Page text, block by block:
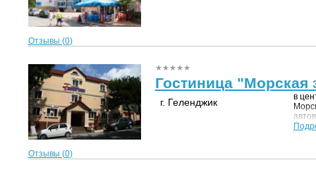
Отзывы (0)
Отзывы (0)
Гостиница "Морская
г. Геленджик
в